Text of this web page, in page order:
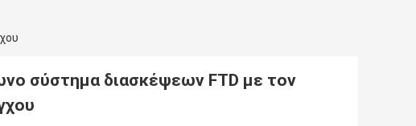
σύστημα διασκέψεων FTD με τον